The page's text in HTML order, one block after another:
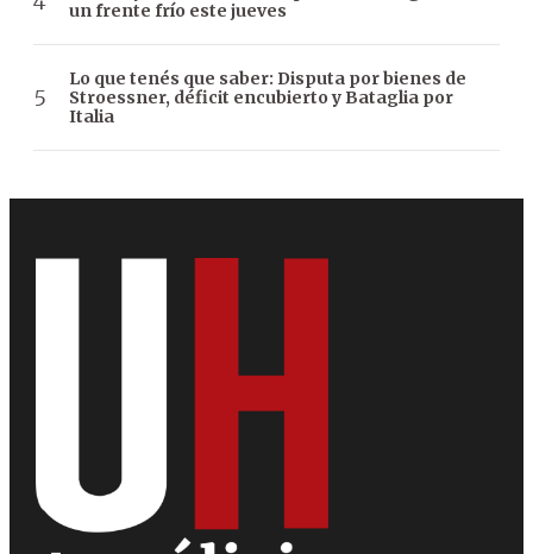
un frente frío este jueves
Lo que tenés que saber: Disputa por bienes de
Stroessner, déficit encubierto y Bataglia por
Italia